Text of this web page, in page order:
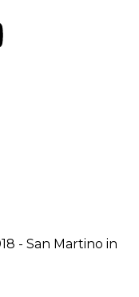
- San Martino in